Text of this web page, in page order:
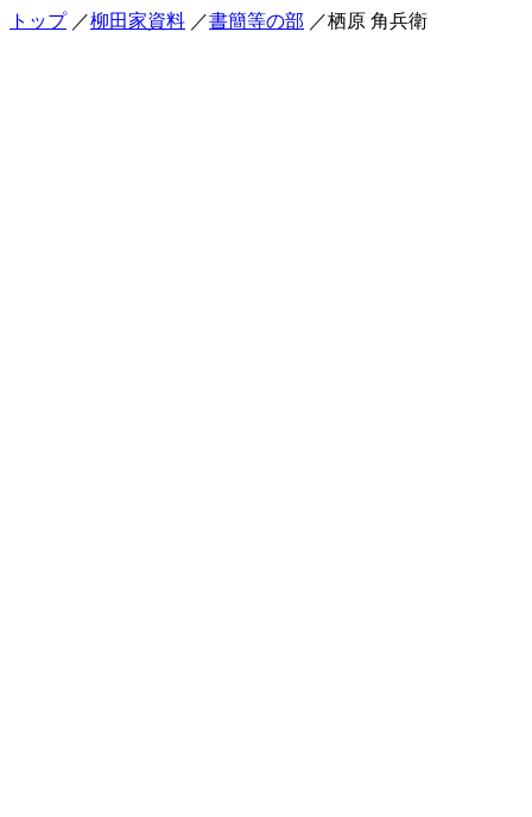
トップ ／柳田家資料 ／書簡等の部 ／栖原 角兵衛